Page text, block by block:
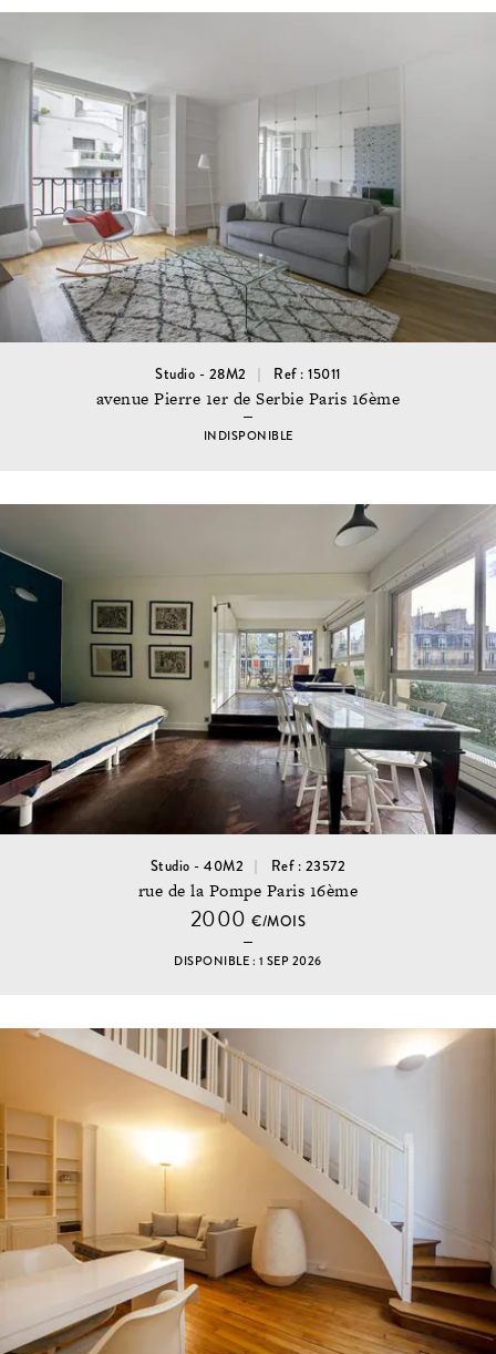
Studio - 28M2 Ref : 15011
avenue Pierre 1er de Serbie Paris 16ème
INDISPONIBLE
Studio - 40M2 Ref : 23572
rue de la Pompe Paris 16ème
2000€/MOIS
DISPONIBLE : 1 SEP 2026